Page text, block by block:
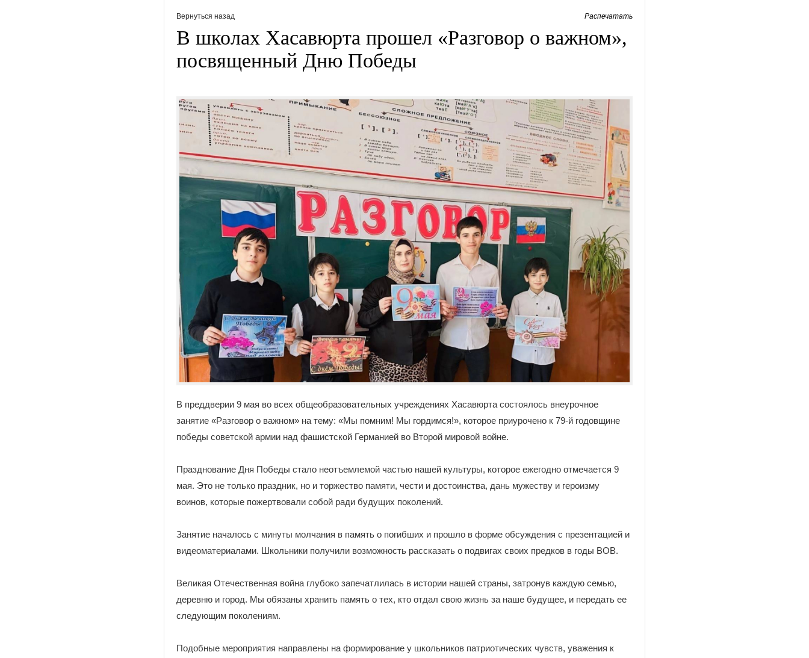
Вернуться назад Распечатать
В школах Хасавюрта прошел «Разговор о важном»,
посвященный Дню Победы
В преддверии 9 мая во всех общеобразовательных учреждениях Хасавюрта состоялось внеурочное
занятие «Разговор о важном» на тему: «Мы помним! Мы гордимся!», которое приурочено к 79-й годовщине
победы советской армии над фашистской Германией во Второй мировой войне.
Празднование Дня Победы стало неотъемлемой частью нашей культуры, которое ежегодно отмечается 9
мая. Это не только праздник, но и торжество памяти, чести и достоинства, дань мужеству и героизму
воинов, которые пожертвовали собой ради будущих поколений.
Занятие началось с минуты молчания в память о погибших и прошло в форме обсуждения с презентацией и
видеоматериалами. Школьники получили возможность рассказать о подвигах своих предков в годы ВОВ.
Великая Отечественная война глубоко запечатлилась в истории нашей страны, затронув каждую семью,
деревню и город. Мы обязаны хранить память о тех, кто отдал свою жизнь за наше будущее, и передать ее
следующим поколениям.
Подобные мероприятия направлены на формирование у школьников патриотических чувств, уважения к